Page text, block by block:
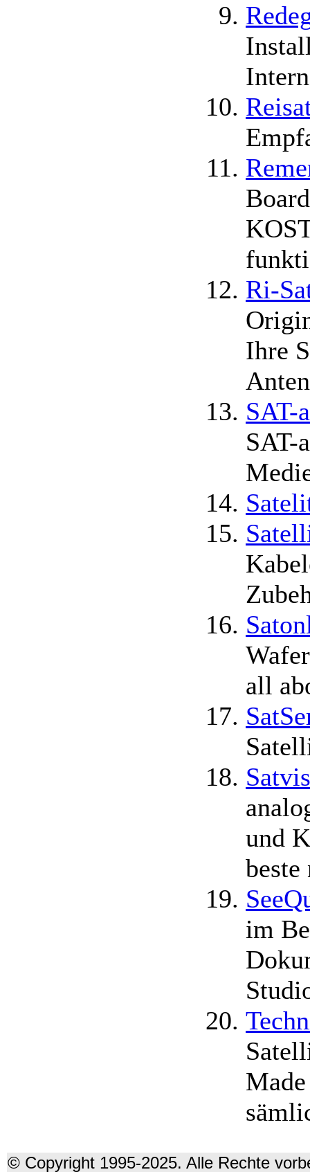
Ri-
Ihre
SAT-
SAT-
all
und
im
© Copyright 1995-2025. Alle Rechte